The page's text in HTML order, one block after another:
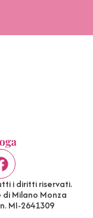
i diritti riservati.
di Milano Monza
MI-2641309